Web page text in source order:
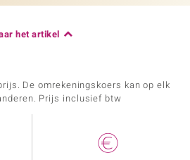
het artikel
De omrekeningskoers kan op elk
Prijs inclusief btw